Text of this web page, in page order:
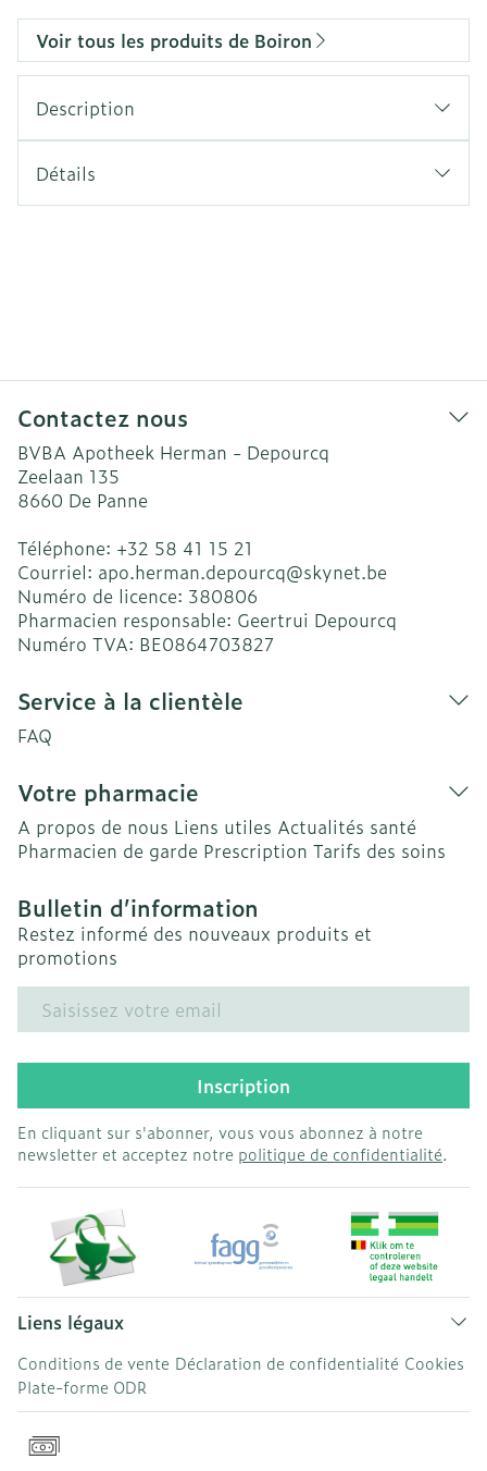
Voir tous les produits de Boiron
Description
Détails
Contactez nous
BVBA Apotheek Herman - Depourcq
Zeelaan 135
8660 De Panne
Téléphone: +32 58 41 15 21
Courriel: apo.herman.depourcq@skynet.be
Numéro de licence: 380806
Pharmacien responsable: Geertrui Depourcq
Numéro TVA: BE0864703827
Service à la clientèle
FAQ
Votre pharmacie
A propos de nous Liens utiles Actualités santé
Pharmacien de garde Prescription Tarifs des soins
Bulletin d’information
Restez informé des nouveaux produits et
promotions
Adresse mail
Inscription
En cliquant sur s'abonner, vous vous abonnez à notre
newsletter et acceptez notre politique de confidentialité.
Liens légaux
Conditions de vente Déclaration de confidentialité Cookies
Plate-forme ODR